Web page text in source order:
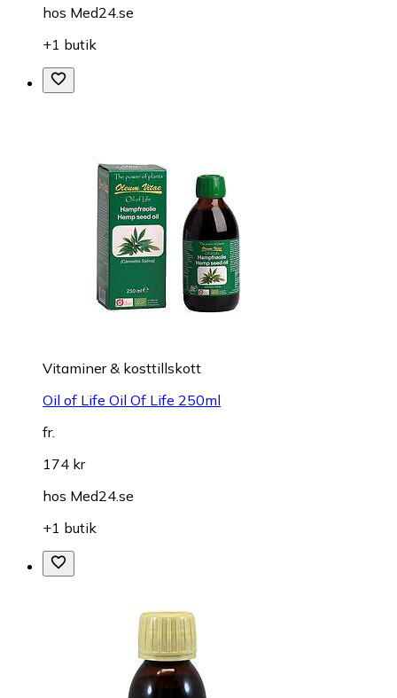
hos Med24.se
+1 butik
Vitaminer & kosttillskott
Oil of Life Oil Of Life 250ml
fr.
174 kr
hos Med24.se
+1 butik